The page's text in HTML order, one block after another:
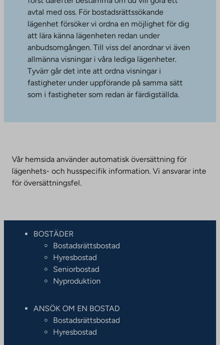
avtal med oss. För bostadsrättssökande
lägenhet försöker vi ordna en möjlighet för dig
att lära känna lägenheten redan under
anbudsomgången. Till viss del anordnar vi även
allmänna visningar i våra lediga lägenheter.
Tyvärr går det inte att ordna visningar i
fastigheter under uppförande på samma sätt
som i fastigheter som redan är färdigställda.
Vår hemsida använder automatisk översättning för
lägenhets- och husspecifik information. Vi ansvarar inte
för översättningsfel.
BOSTÄDER
Bostadsrättsbostad
Hyresbostad
Seniorbostad
Nyproduktion
ANSÖK OM EN BOSTAD
Bostadsrättsbostad
Hyresbostad